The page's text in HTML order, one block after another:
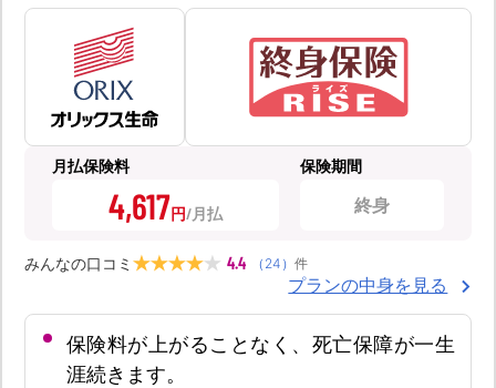
月払保険料
4,617円
保険期間
終身
みんなの口コミ 4.4 （ 24 ） 件
プランの中身を見る
保険料が上がることなく、死亡保障が一生
涯続きます。